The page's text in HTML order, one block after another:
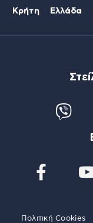
Κρήτη Ελλάδα
Πολιτική Cookies